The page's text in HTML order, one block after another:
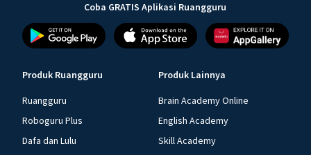
Coba GRATIS Aplikasi Ruangguru
Produk Ruangguru
Ruangguru
Roboguru Plus
Dafa dan Lulu
Produk Lainnya
Brain Academy Online
English Academy
Skill Academy